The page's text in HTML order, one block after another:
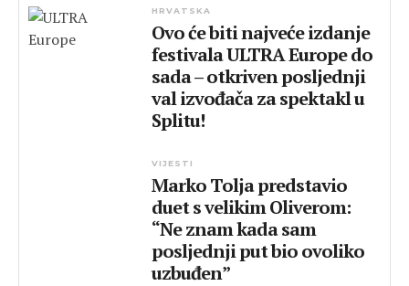
HRVATSKA
Ovo će biti najveće izdanje
festivala ULTRA Europe do
sada – otkriven posljednji
val izvođača za spektakl u
Splitu!
VIJESTI
Marko Tolja predstavio
duet s velikim Oliverom:
“Ne znam kada sam
posljednji put bio ovoliko
uzbuđen”